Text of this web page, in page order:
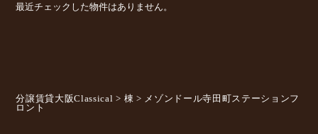
最近チェックした物件はありません。
分譲賃貸大阪Classical > 棟 > メゾンドール寺田町ステーションフ
ロント